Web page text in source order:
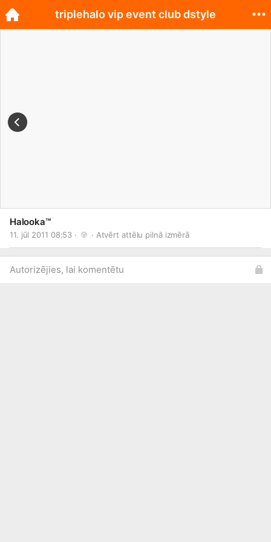
Halooka™
11. jūl 2011 08:53 · · Atvērt attēlu pilnā izmērā
Autorizējies, lai komentētu
triplehalo vip event club dstyle